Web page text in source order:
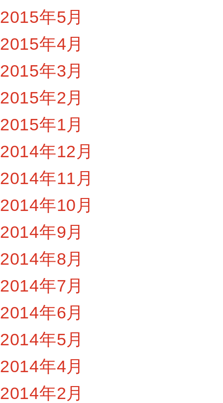
2015年5月
2015年4月
2015年3月
2015年2月
2015年1月
2014年12月
2014年11月
2014年10月
2014年9月
2014年8月
2014年7月
2014年6月
2014年5月
2014年4月
2014年2月